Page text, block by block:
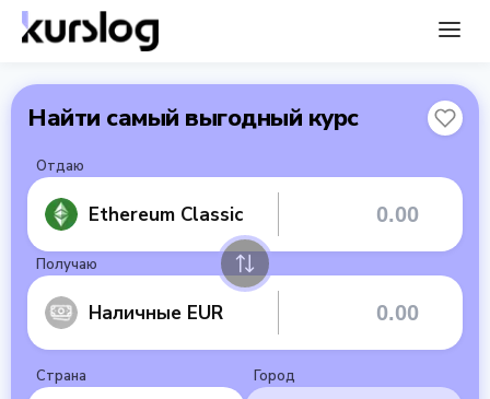
Найти самый выгодный курс
Отдаю
Ethereum Classic
Получаю
Наличные EUR
Страна Город